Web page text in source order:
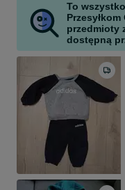
To
przedmioty
dostępną